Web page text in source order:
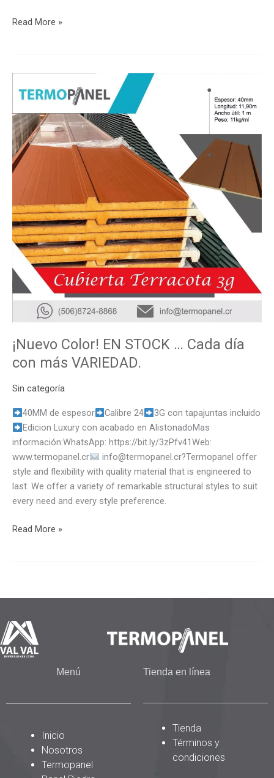
Read More »
¡Nuevo Color! EN STOCK … Cada día
con más VARIEDAD.
Sin categoría
40MM de espesor Calibre 24
3G con tapajuntas incluido
Edicion Luxury con acabado en AlistonadoMas
información:WhatsApp: https://bit.ly/3zPfv41Web:
www.termopanel.cr
info@termopanel.cr?Termopanel offer
style and flexibility with quality material that is engineered to
last. We offer a variety of remarkable structural styles to suit
every need and every style preference.
Color!
STOCK
…
Cada
día
VARIEDAD.
Read More »
Menú
Inicio
Nosotros
Termopanel
Tienda en línea
Tienda
Términos y
condiciones